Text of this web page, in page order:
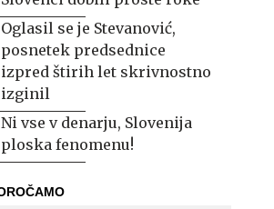
Oglasil se je Stevanović,
posnetek predsednice
izpred štirih let skrivnostno
izginil
Ni vse v denarju, Slovenija
ploska fenomenu!